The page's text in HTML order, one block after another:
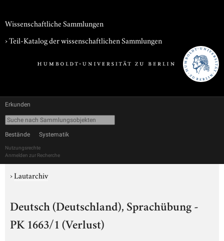
Wissenschaftliche Sammlungen
› Teil-Katalog der wissenschaftlichen Sammlungen
Erkunden
Bestände Systematik
Nutzungsrechte
Anmelden zur Recherche
›Lautarchiv
Deutsch (Deutschland), Sprachübung -
PK 1663/1 (Verlust)